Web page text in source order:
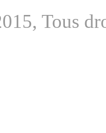
Tous